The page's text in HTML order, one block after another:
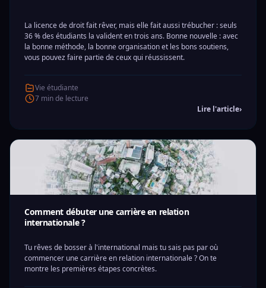
La licence de droit fait rêver, mais elle fait aussi trébucher : seuls
36 % des étudiants la valident en trois ans. Bonne nouvelle : avec
la bonne méthode, la bonne organisation et les bons soutiens,
vous pouvez faire partie de ceux qui réussissent.
Vie étudiante
7 min de lecture
Lire l'article›
Comment débuter une carrière en relation
internationale ?
Tu rêves de bosser à l'international mais tu sais pas par où
commencer une carrière en relation internationale ? On te
montre les premières étapes concrètes.